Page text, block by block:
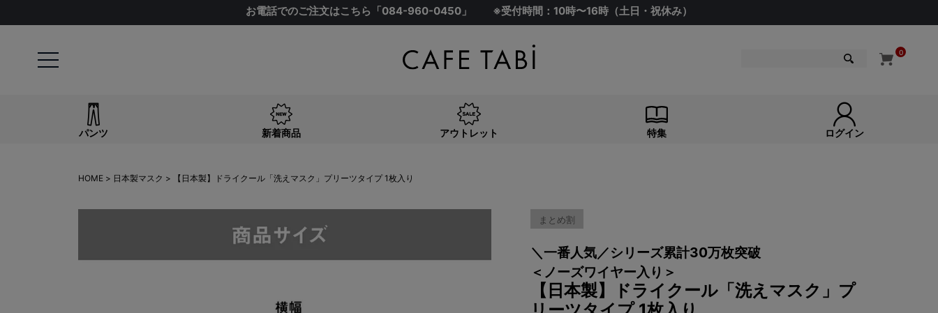
お電話でのご注文はこちら「084-960-0450 」 ※受付時間：10時〜16時（土日・祝休み）
0
パンツ 新着商品 アウトレット 特集 ログイン
HOME 日本製マスク 【日本製】ドライクール「洗えマスク」プリーツタイプ 1枚入り
まとめ割
＼一番人気／シリーズ累計30万枚突破
＜ノーズワイヤー入り＞
【日本製】ドライクール「洗えマスク」プ